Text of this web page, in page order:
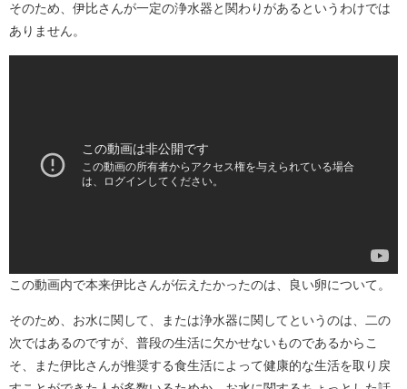
そのため、伊比さんが一定の浄水器と関わりがあるというわけでは
ありません。
この動画内で本来伊比さんが伝えたかったのは、良い卵について。
そのため、お水に関して、または浄水器に関してというのは、二の
次ではあるのですが、普段の生活に欠かせないものであるからこ
そ、また伊比さんが推奨する食生活によって健康的な生活を取り戻